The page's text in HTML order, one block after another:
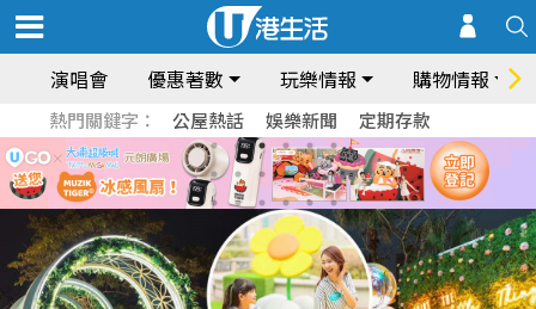
演唱會 優惠著數 玩樂情報 購物情報
熱門關鍵字： 公屋熱話 娛樂新聞 定期存款